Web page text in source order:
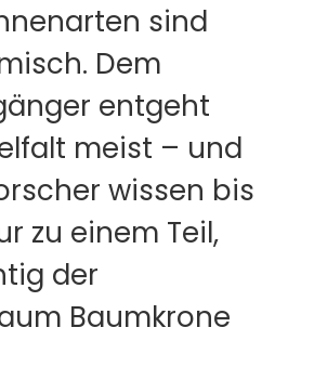
sind
Dem
entgeht
meist – und
wissen bis
zu einem Teil,
der
Baumkrone